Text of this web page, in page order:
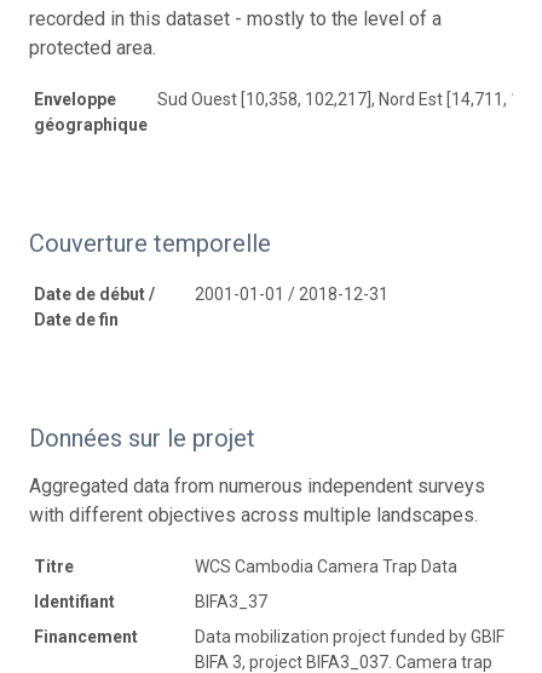
recorded in this dataset - mostly to the level of a
protected area.
Enveloppe
géographique
Sud Ouest [10,358, 102,217], Nord Est [14,711,
Couverture temporelle
Date de début /
Date de fin
2001-01-01 / 2018-12-31
Données sur le projet
Aggregated data from numerous independent surveys
with different objectives across multiple landscapes.
Titre
WCS Cambodia Camera Trap Data
Identifiant
BIFA3_37
Financement
Data mobilization project funded by GBIF
BIFA 3, project BIFA3_037. Camera trap